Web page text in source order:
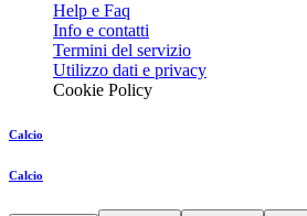
Help e Faq
Info e contatti
Termini del servizio
Utilizzo dati e privacy
Cookie Policy
Calcio
Calcio